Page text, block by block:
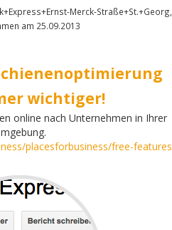
Merck-Straße+St.+Georg,
am 25.09.2013
wichtiger!
online nach Unternehmen in Ihrer
placesforbusiness/free-